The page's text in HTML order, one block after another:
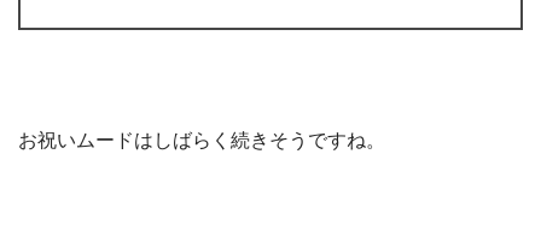
お祝いムードはしばらく続きそうですね。